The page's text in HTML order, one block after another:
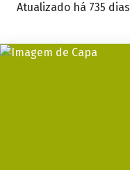
Atualizado há 735 dias